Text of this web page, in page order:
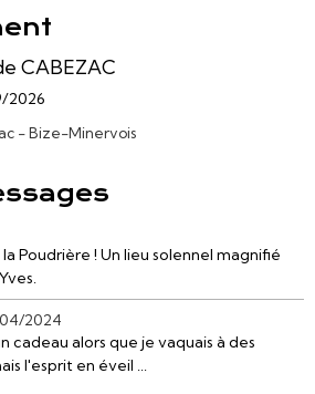
CABEZAC
2026
- Bize-Minervois
Poudrière ! Un lieu solennel magnifié
2024
cadeau alors que je vaquais à des
l'esprit en éveil ...